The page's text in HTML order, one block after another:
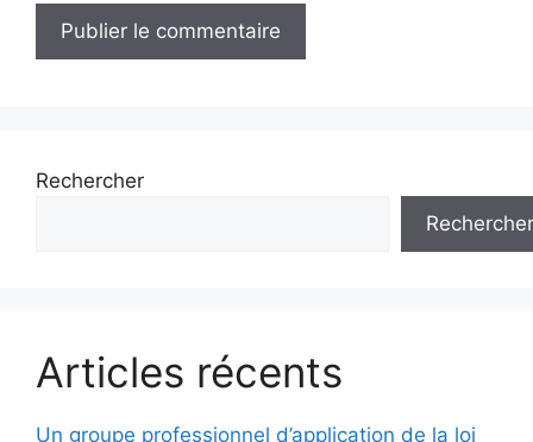
Rechercher
Rechercher
Articles récents
Un groupe professionnel d’application de la loi